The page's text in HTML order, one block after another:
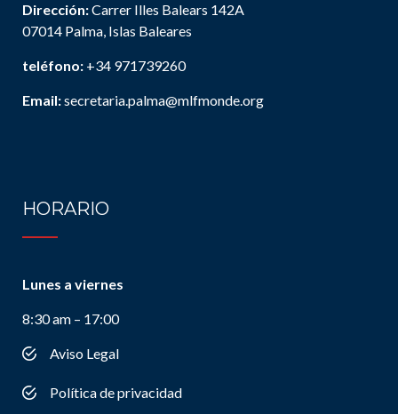
Dirección:Carrer Illes Balears 142A
07014 Palma, Islas Baleares
teléfono: +34 971739260
Email:secretaria.palma@mlfmonde.org
HORARIO
Lunes a viernes
8:30 am – 17:00
Aviso Legal
Política de privacidad